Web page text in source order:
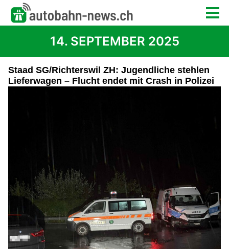
14. SEPTEMBER 2025
Staad SG/Richterswil ZH: Jugendliche stehlen
Lieferwagen – Flucht endet mit Crash in Polizei